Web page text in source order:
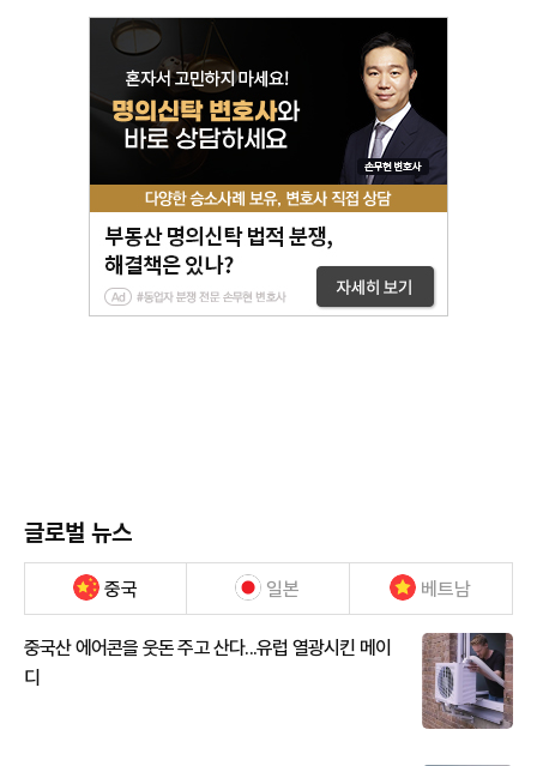
글로벌 뉴스
중국 일본 베트남
중국산 에어콘을 웃돈 주고 산다...유럽 열광시킨 메이
디